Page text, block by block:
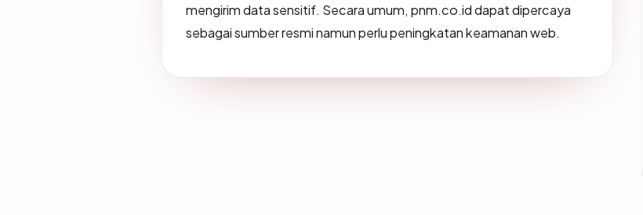
mengirim data sensitif. Secara umum, pnm.co.id dapat dipercaya
sebagai sumber resmi namun perlu peningkatan keamanan web.